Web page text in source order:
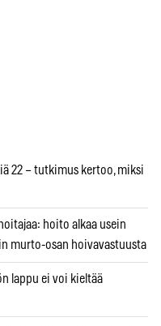
22 – tutkimus kertoo, miksi
hoito alkaa usein
murto-osan hoivavastuusta
lappu ei voi kieltää